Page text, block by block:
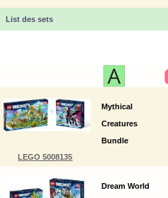
List des sets
LEGO 5008135
Mythical
Creatures
Bundle
Dream World